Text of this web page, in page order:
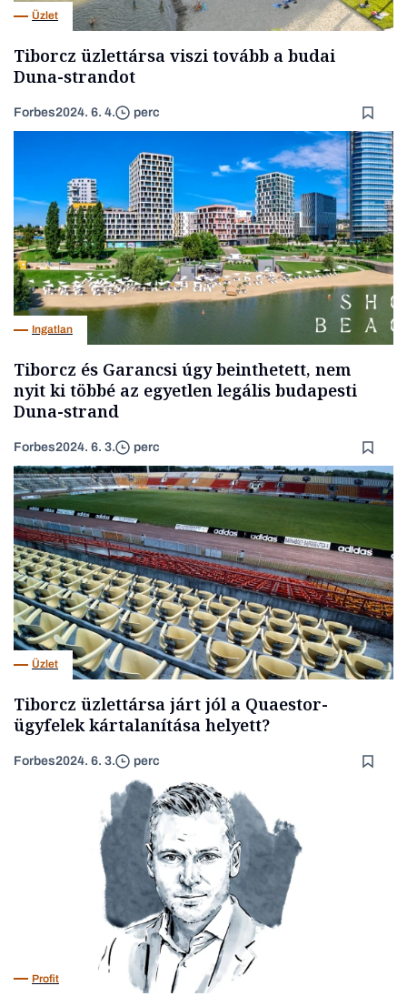
Üzlet
Tiborcz üzlettársa viszi tovább a budai
Duna-strandot
Forbes2024. 6. 4. perc
Ingatlan
Tiborcz és Garancsi úgy beinthetett, nem
nyit ki többé az egyetlen legális budapesti
Duna-strand
Forbes2024. 6. 3. perc
Üzlet
Tiborcz üzlettársa járt jól a Quaestor-
ügyfelek kártalanítása helyett?
Forbes2024. 6. 3. perc
Profit